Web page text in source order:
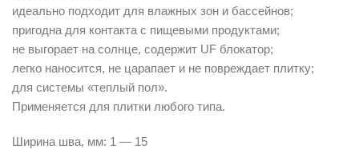
идеально подходит для влажных зон и бассейнов;
пригодна для контакта с пищевыми продуктами;
не выгорает на солнце, содержит UF блокатор;
легко наносится, не царапает и не повреждает плитку;
для системы «теплый пол».
Применяется для плитки любого типа.
Ширина шва, мм: 1 — 15